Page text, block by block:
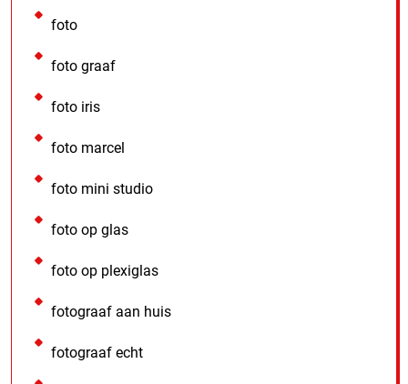
foto
foto graaf
foto iris
foto marcel
foto mini studio
foto op glas
foto op plexiglas
fotograaf aan huis
fotograaf echt